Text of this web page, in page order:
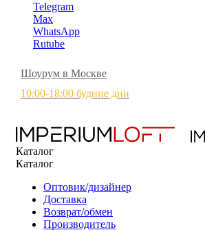
Telegram
Max
WhatsApp
Rutube
Шоурум в Москве
10:00-18:00 будние дни
Каталог
Каталог
Оптовик/дизайнер
Доставка
Возврат/обмен
Производитель